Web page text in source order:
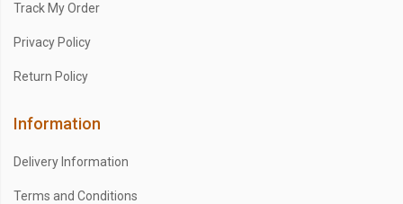
Track My Order
Privacy Policy
Return Policy
Information
Delivery Information
Terms and Conditions